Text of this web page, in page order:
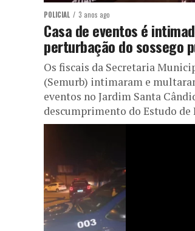
POLICIAL 3 anos ago
Casa de eventos é
perturbação do sossego
Os fiscais da Secretaria
(Semurb) intimaram e
eventos no Jardim Santa
descumprimento do Estudo de